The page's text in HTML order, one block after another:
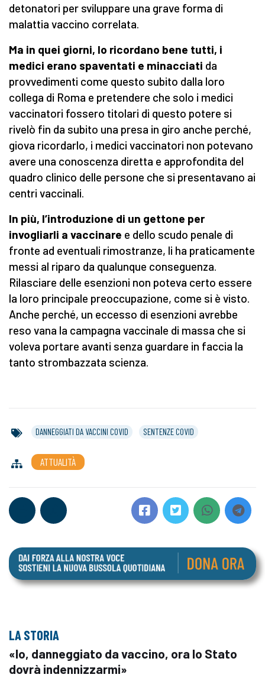
detonatori per sviluppare una grave forma di
malattia vaccino correlata.
Ma in quei giorni, lo ricordano bene tutti, i
medici erano spaventati e minacciati da
provvedimenti come questo subito dalla loro
collega di Roma e pretendere che solo i medici
vaccinatori fossero titolari di questo potere si
rivelò fin da subito una presa in giro anche perché,
giova ricordarlo, i medici vaccinatori non potevano
avere una conoscenza diretta e approfondita del
quadro clinico delle persone che si presentavano ai
centri vaccinali.
In più, l’introduzione di un gettone per
invogliarli a vaccinare e dello scudo penale di
fronte ad eventuali rimostranze, li ha praticamente
messi al riparo da qualunque conseguenza.
Rilasciare delle esenzioni non poteva certo essere
la loro principale preoccupazione, come si è visto.
Anche perché, un eccesso di esenzioni avrebbe
reso vana la campagna vaccinale di massa che si
voleva portare avanti senza guardare in faccia la
tanto strombazzata scienza.
DANNEGGIATI DA VACCINI COVID SENTENZE COVID
ATTUALITÀ
LA STORIA
«Io, danneggiato da vaccino, ora lo Stato
dovrà indennizzarmi»